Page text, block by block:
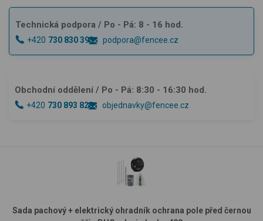
Technická podpora / Po - Pá: 8 - 16 hod.
+420 730 830 393 podpora@fencee.cz
Obchodní oddělení / Po - Pá: 8:30 - 16:30 hod.
+420 730 893 828 objednavky@fencee.cz
Sada pachový + elektrický ohradník ochrana pole před černou